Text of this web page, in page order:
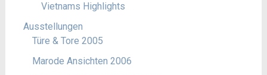
Vietnams Highlights
Ausstellungen
Türe & Tore 2005
Marode Ansichten 2006